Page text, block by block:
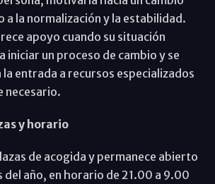
a la normalización y la estabilidad.
apoyo cuando su situación
iniciar un proceso de cambio y se
la entrada a recursos especializados
necesario.
y horario
de acogida y permanece abierto
del año, en horario de 21.00 a 9.00